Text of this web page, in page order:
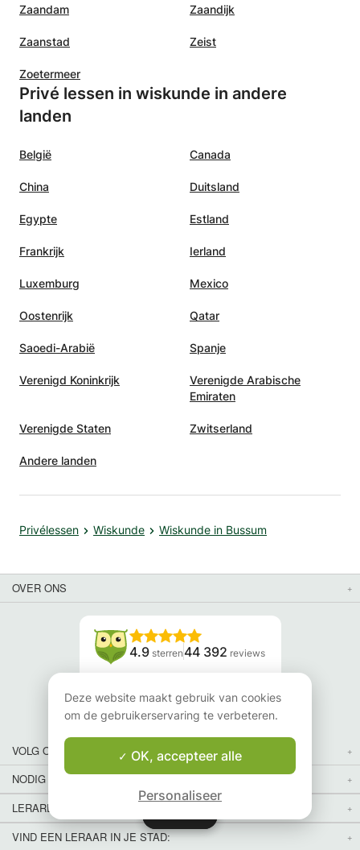
Zaandam Zaandijk
Zaanstad Zeist
Zoetermeer
Privé lessen in wiskunde in andere
landen
België Canada
China Duitsland
Egypte Estland
Frankrijk Ierland
Luxemburg Mexico
Oostenrijk Qatar
Saoedi-Arabië Spanje
Verenigd Koninkrijk
Verenigde Arabische
Emiraten
Verenigde Staten Zwitserland
Andere landen
Privélessen Wiskunde Wiskunde in Bussum
OVER ONS
4.9 sterren 44 392 reviews
Lees onze reviews
VOLG ONS
NODIG JE VRIENDEN UIT
LERAREN VOOR LESSEN IN JOUW LAND EN REGIO:
VIND EEN LERAAR IN JE STAD:
Deze website maakt gebruik van cookies
om de gebruikerservaring te verbeteren.
OK, accepteer alle
Personaliseer